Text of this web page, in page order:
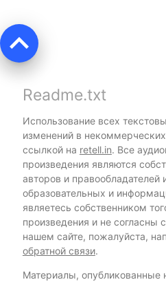
keyboard_arrow_up
Readme.txt
Использование всех
изменений в
ссылкой на retell.in. Все
произведения являются
авторов и правообладателей
образовательных и
являетесь собственником
произведения и не согласны
нашем сайте, пожалуйста,
обратной связи.
Материалы, опубликованные